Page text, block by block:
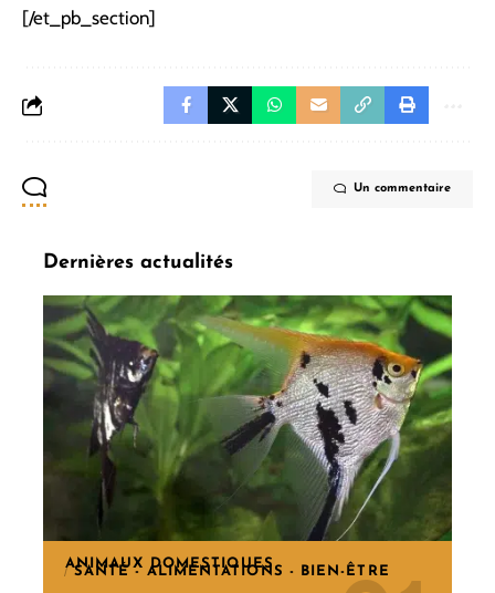
[/et_pb_section]
Un commentaire
Dernières actualités
ANIMAUX DOMESTIQUES
SANTÉ - ALIMENTATIONS - BIEN-ÊTRE